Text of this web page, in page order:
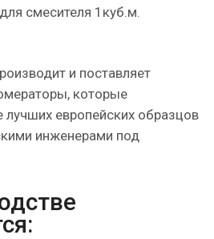
смесителя 1куб.м.
и поставляет
которые
европейских образцов
инженерами под